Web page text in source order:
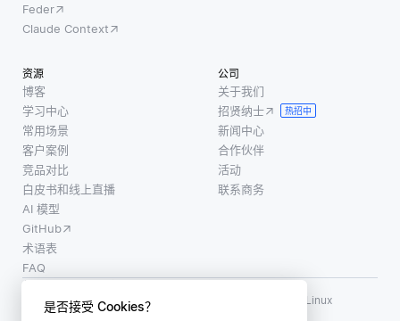
是否接受 Cookies？
Feder
Claude Context
资源
博客
学习中心
常用场景
客户案例
竞品对比
白皮书和线上直播
AI 模型
GitHub
术语表
FAQ
公司
关于我们
招贤纳士
热招中
新闻中心
合作伙伴
活动
联系商务
使用条款
LF AI、LF AI & Data、Milvus，以及相关的开源项目名称为 Linux
Foundation 所有商标